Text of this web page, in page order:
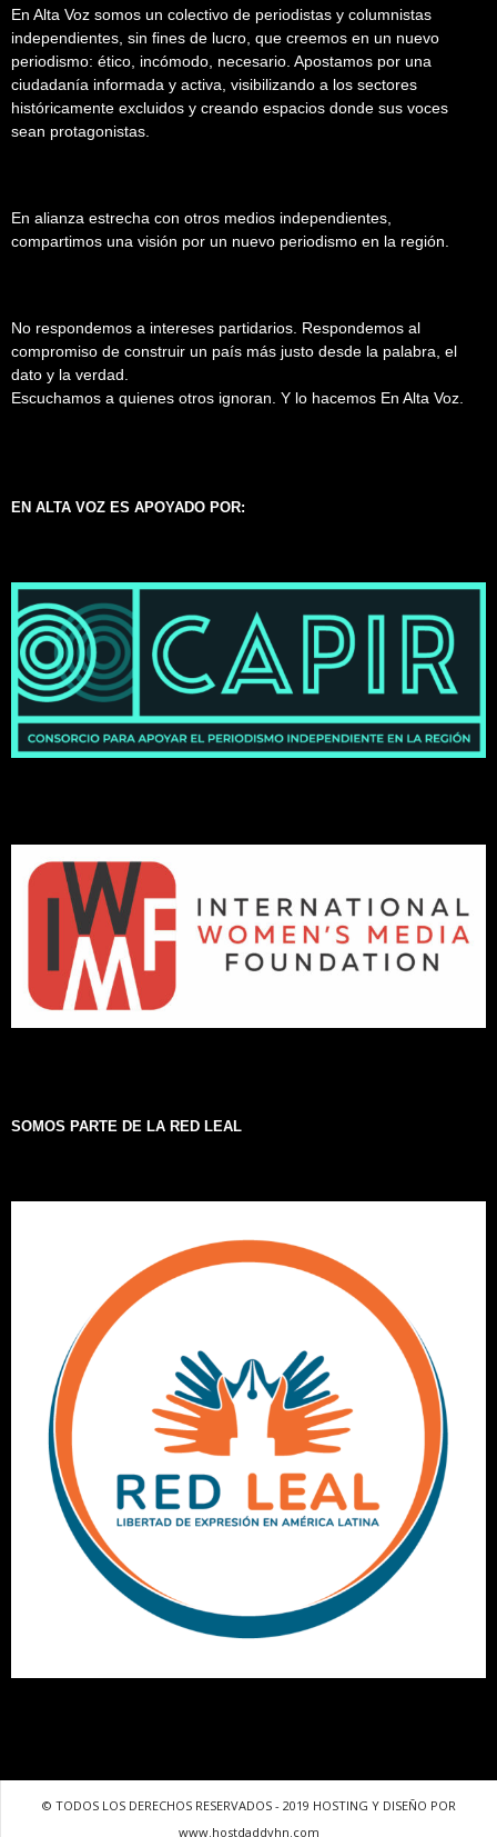
En Alta Voz somos un colectivo de periodistas y columnistas
independientes, sin fines de lucro, que creemos en un nuevo
periodismo: ético, incómodo, necesario. Apostamos por una
ciudadanía informada y activa, visibilizando a los sectores
históricamente excluidos y creando espacios donde sus voces
sean protagonistas.
En alianza estrecha con otros medios independientes,
compartimos una visión por un nuevo periodismo en la región.
No respondemos a intereses partidarios. Respondemos al
compromiso de construir un país más justo desde la palabra, el
dato y la verdad.
Escuchamos a quienes otros ignoran. Y lo hacemos En Alta Voz.
EN ALTA VOZ ES APOYADO POR:
SOMOS PARTE DE LA RED LEAL
© TODOS LOS DERECHOS RESERVADOS - 2019 HOSTING Y DISEÑO POR
www.hostdaddyhn.com